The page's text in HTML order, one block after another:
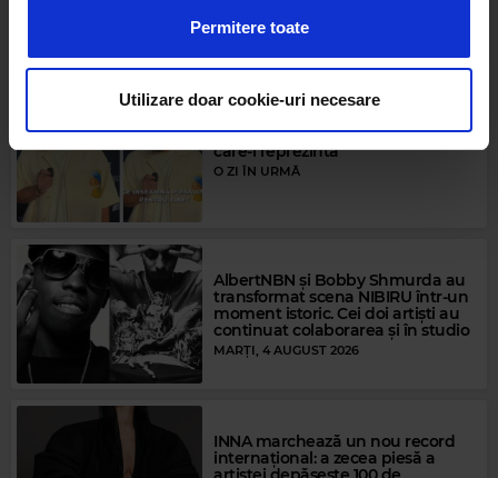
a analiza traficul. De asemenea, le oferim partenerilor de
privire la modul în care folosiți site-ul nostru. Aceștia le
pot combina cu alte informații oferite de dvs. sau culese
în urma folosirii serviciilor lor.
Permitere toate
Utilizare doar cookie-uri necesare
Magic FM
O ZI ÎN URMĂ
Kiss FM la Nibiru - Smiley și piesa
care-l reprezintă
O ZI ÎN URMĂ
AlbertNBN și Bobby Shmurda au
transformat scena NIBIRU într-un
moment istoric. Cei doi artiști au
continuat colaborarea și în studio
MARȚI, 4 AUGUST 2026
INNA marchează un nou record
internațional: a zecea piesă a